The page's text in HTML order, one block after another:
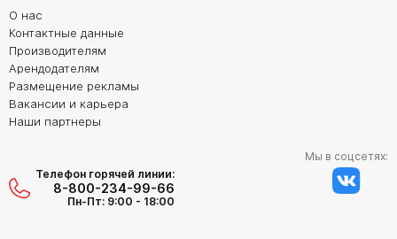
О нас
Контактные данные
Производителям
Арендодателям
Размещение рекламы
Вакансии и карьера
Наши партнеры
Телефон горячей линии:
8-800-234-99-66
Пн-Пт: 9:00 - 18:00
Мы в соцсетях: